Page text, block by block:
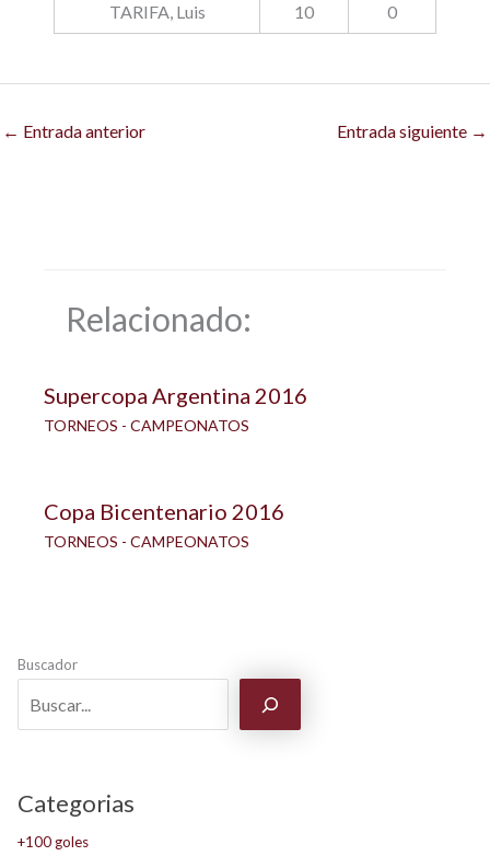
TARIFA, Luis 10 0
← Entrada anterior Entrada siguiente →
Relacionado:
Supercopa Argentina 2016
TORNEOS - CAMPEONATOS
Copa Bicentenario 2016
TORNEOS - CAMPEONATOS
Buscador
Categorias
+100 goles